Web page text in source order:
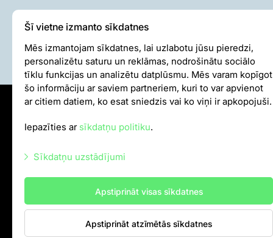
Iekšējās kārtības noteikumi
Autortiesības
info@rigazoo.lv
+37128001109,P–Pk 10.00–18.00
Meža prospekts 1, Rīga, LV-1014
Šī vietne izmanto sīkdatnes
Mēs izmantojam sīkdatnes, lai uzlabotu jūsu pieredzi,
personalizētu saturu un reklāmas, nodrošinātu sociālo
tīklu funkcijas un analizētu datplūsmu. Mēs varam kopīgot
šo informāciju ar saviem partneriem, kuri to var apvienot
ar citiem datiem, ko esat sniedzis vai ko viņi ir apkopojuši.
Iepazīties arsīkdatņu politiku.
Sīkdatņu uzstādījumi
Mārketinga sīkdatnes
Statistikas sīkdatnes
Apstiprināt visas sīkdatnes
Apstiprināt atzīmētās sīkdatnes